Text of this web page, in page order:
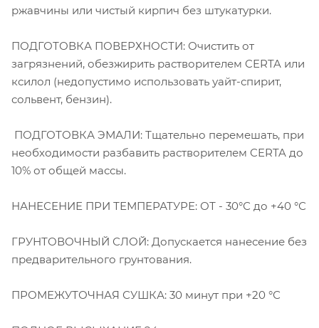
ржавчины или чистый кирпич без штукатурки.
ПОДГОТОВКА ПОВЕРХНОСТИ: Очистить от
загрязнений, обезжирить растворителем CERTA или
ксилол (недопустимо использовать уайт-спирит,
сольвент, бензин).
ПОДГОТОВКА ЭМАЛИ: Тщательно перемешать, при
необходимости разбавить растворителем CERTA до
10% от общей массы.
НАНЕСЕНИЕ ПРИ ТЕМПЕРАТУРЕ: ОТ - 30°С до +40 °С
ГРУНТОВОЧНЫЙ СЛОЙ: Допускается нанесение без
предварительного грунтования.
ПРОМЕЖУТОЧНАЯ СУШКА: 30 минут при +20 °С